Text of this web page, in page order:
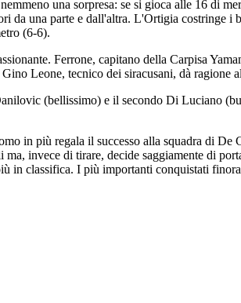
una sorpresa: se si gioca alle 16 di
da una parte e dall'altra. L'Ortigia costringe
(6-6).
Ferrone, capitano della Carpisa
Leone, tecnico dei siracusani, dà
(bellissimo) e il secondo Di Luciano
in più regala il successo alla squadra di
invece di tirare, decide saggiamente di
in classifica. I più importanti conquistati